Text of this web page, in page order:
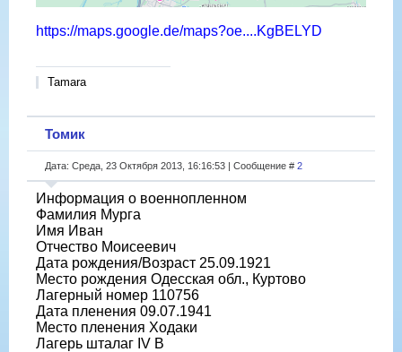
https://maps.google.de/maps?oe....KgBELYD
Tamara
Томик
Дата: Среда, 23 Октября 2013, 16:16:53 | Сообщение # 2
Информация о военнопленном
Фамилия Мурга
Имя Иван
Отчество Моисеевич
Дата рождения/Возраст 25.09.1921
Место рождения Одесская обл., Куртово
Лагерный номер 110756
Дата пленения 09.07.1941
Место пленения Ходаки
Лагерь шталаг IV B